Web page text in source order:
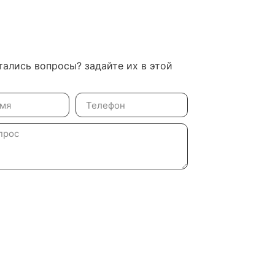
вопросы? задайте их в этой